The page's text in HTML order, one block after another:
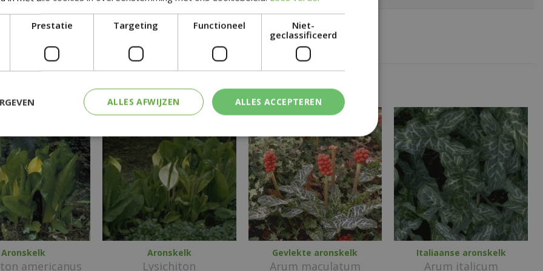
CM:
Giftig:
planten
Aronskelk
americanus
Aronskelk
Lysichiton
Gevlekte aronskelk
Arum maculatum
Italiaanse aronskelk
Arum italicum
Prestatie Targeting Functioneel
Niet-
geclassificeerd
ALLES ACCEPTEREN
ALLES AFWIJZEN